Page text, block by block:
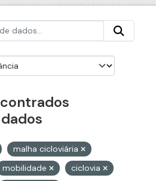
malha cicloviária
mobilidade
ciclovia